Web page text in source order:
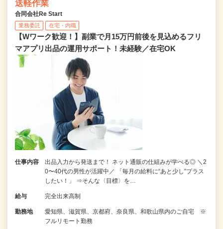
送軽作業
合同会社Re Start
業務委託 在宅・内職
【Wワーク歓迎！】副業で月15万円前後を見込めるフリ
マアプリ出品の運用サポート！未経験／在宅OK
仕事内容
出品入力から発送まで！ ネット通販の仕組みが学べる◎ ＼2
0〜40代の男性が活躍中／ 「毎月の給料に“あと少し”プラス
したい！」 ⇒そんな〈目標〉を…
給与 完全出来高制
勤務地
愛知県、滋賀県、京都府、奈良県、和歌山県内のご自宅 ※
フルリモート勤務